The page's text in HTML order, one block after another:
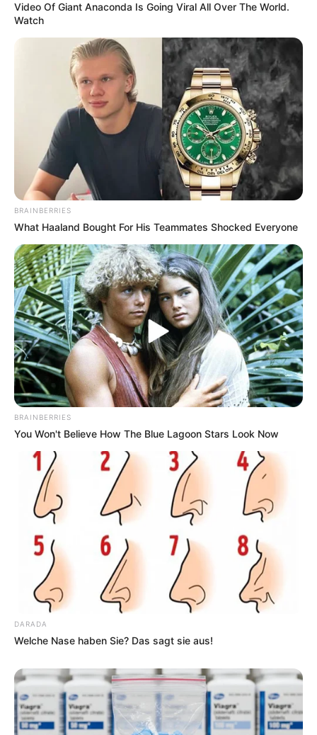
Video Of Giant Anaconda Is Going Viral All Over The World.
Watch
BRAINBERRIES
What Haaland Bought For His Teammates Shocked Everyone
BRAINBERRIES
You Won't Believe How The Blue Lagoon Stars Look Now
DARADA
Welche Nase haben Sie? Das sagt sie aus!